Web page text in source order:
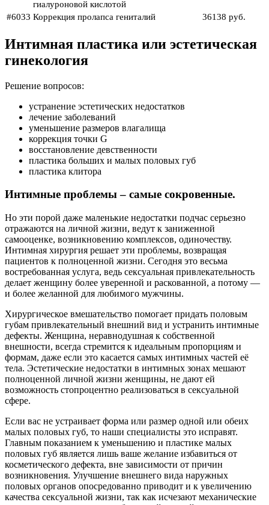
гиалуроновой кислотой
#6033 Коррекция пролапса гениталий 36138 руб.
Интимная пластика или эстетическая
гинекология
Решение вопросов:
устранение эстетических недостатков
лечение заболеваний
уменьшение размеров влагалища
коррекция точки G
восстановление девственности
пластика больших и малых половых губ
пластика клитора
Интимные проблемы – самые сокровенные.
Но эти порой даже маленькие недостатки подчас серьезно
отражаются на личной жизни, ведут к заниженной
самооценке, возникновению комплексов, одиночеству.
Интимная хирургия решает эти проблемы, возвращая
пациентов к полноценной жизни. Сегодня это весьма
востребованная услуга, ведь сексуальная привлекательность
делает женщину более уверенной и раскованной, а потому —
и более желанной для любимого мужчины.
Хирургическое вмешательство помогает придать половым
губам привлекательный внешний вид и устранить интимные
дефекты. Женщина, неравнодушная к собственной
внешности, всегда стремится к идеальным пропорциям и
формам, даже если это касается самых интимных частей её
тела. Эстетические недостатки в интимных зонах мешают
полноценной личной жизни женщины, не дают ей
возможность стопроцентно реализоваться в сексуальной
сфере.
Если вас не устраивает форма или размер одной или обеих
малых половых губ, то наши специалисты это исправят.
Главным показанием к уменьшению и пластике малых
половых губ является лишь ваше желание избавиться от
косметического дефекта, вне зависимости от причин
возникновения. Улучшение внешнего вида наружных
половых органов опосредованно приводит и к увеличению
качества сексуальной жизни, так как исчезают механические